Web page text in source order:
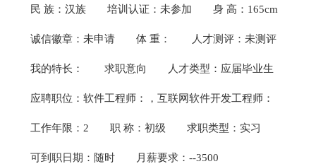
民 族：汉族 培训认证：未参加 身 高：165cm
诚信徽章：未申请 体 重： 人才测评：未测评
我的特长： 求职意向 人才类型：应届毕业生
应聘职位：软件工程师：，互联网软件开发工程师：
工作年限：2 职 称：初级 求职类型：实习
可到职日期：随时 月薪要求：--3500